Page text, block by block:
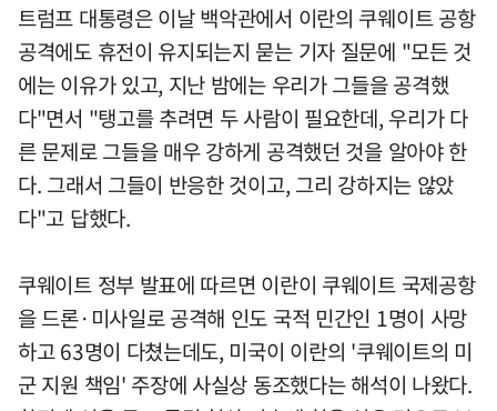
트럼프 대통령은 이날 백악관에서 이란의 쿠웨이트 공항
공격에도 휴전이 유지되는지 묻는 기자 질문에 "모든 것
에는 이유가 있고, 지난 밤에는 우리가 그들을 공격했
다"면서 "탱고를 추려면 두 사람이 필요한데, 우리가 다
른 문제로 그들을 매우 강하게 공격했던 것을 알아야 한
다. 그래서 그들이 반응한 것이고, 그리 강하지는 않았
다"고 답했다.
쿠웨이트 정부 발표에 따르면 이란이 쿠웨이트 국제공항
을 드론·미사일로 공격해 인도 국적 민간인 1명이 사망
하고 63명이 다쳤는데도, 미국이 이란의 '쿠웨이트의 미
군 지원 책임' 주장에 사실상 동조했다는 해석이 나왔다.